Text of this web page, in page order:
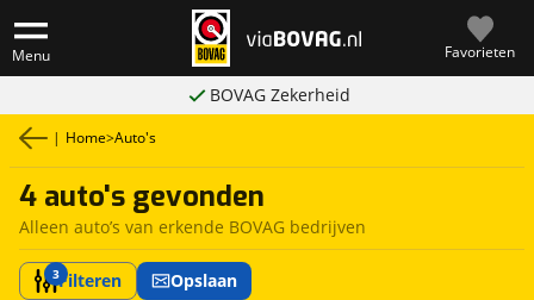
Menu Favorieten
BOVAG Zekerheid
| Home>Auto's
4 auto's gevonden
Alleen auto’s van erkende BOVAG bedrijven
3Filteren Opslaan